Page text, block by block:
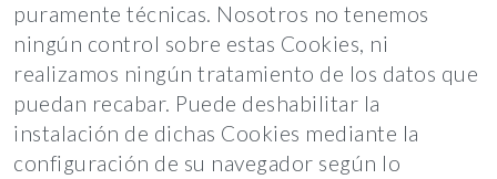
puramente técnicas. Nosotros no tenemos
ningún control sobre estas Cookies, ni
realizamos ningún tratamiento de los datos que
puedan recabar. Puede deshabilitar la
instalación de dichas Cookies mediante la
configuración de su navegador según lo